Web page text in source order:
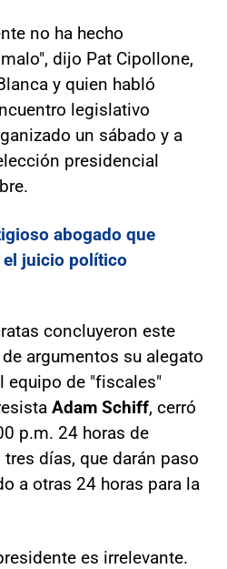
no ha hecho
dijo Pat Cipollone,
y quien habló
legislativo
un sábado y a
presidencial
abogado que
el juicio político
concluyeron este
argumentos su alegato
equipo de "fiscales"
Adam Schiff, cerró
p.m. 24 horas de
días, que darán paso
a otras 24 horas para la
es irrelevante.